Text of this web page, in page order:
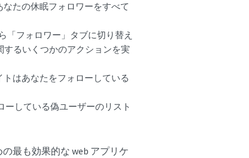
たの休眠フォロワーをすべて
「フォロワー」タブに切り替え
るいくつかのアクションを実
はあなたをフォローしている
ーしている偽ユーザーのリスト
最も効果的な web アプリケ